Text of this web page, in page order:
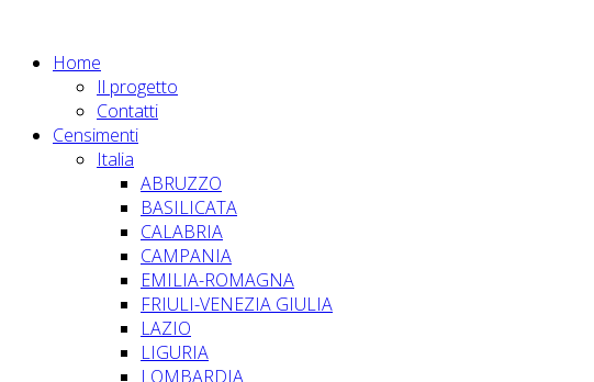
Home
Il progetto
Contatti
Censimenti
Italia
ABRUZZO
BASILICATA
CALABRIA
CAMPANIA
EMILIA-ROMAGNA
FRIULI-VENEZIA GIULIA
LAZIO
LIGURIA
LOMBARDIA